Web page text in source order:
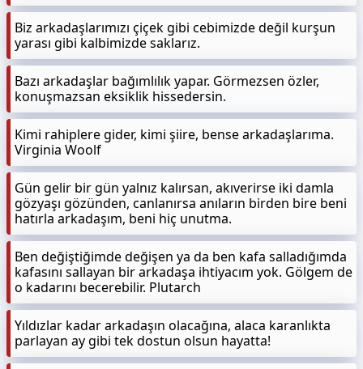
Biz arkadaşlarımızı çiçek gibi cebimizde değil kurşun
yarası gibi kalbimizde saklarız.
Bazı arkadaşlar bağımlılık yapar. Görmezsen özler,
konuşmazsan eksiklik hissedersin.
Kimi rahiplere gider, kimi şiire, bense arkadaşlarıma.
Virginia Woolf
Gün gelir bir gün yalnız kalırsan, akıverirse iki damla
gözyaşı gözünden, canlanırsa anıların birden bire beni
hatırla arkadaşım, beni hiç unutma.
Ben değiştiğimde değişen ya da ben kafa salladığımda
kafasını sallayan bir arkadaşa ihtiyacım yok. Gölgem de
o kadarını becerebilir. Plutarch
Yıldızlar kadar arkadaşın olacağına, alaca karanlıkta
parlayan ay gibi tek dostun olsun hayatta!